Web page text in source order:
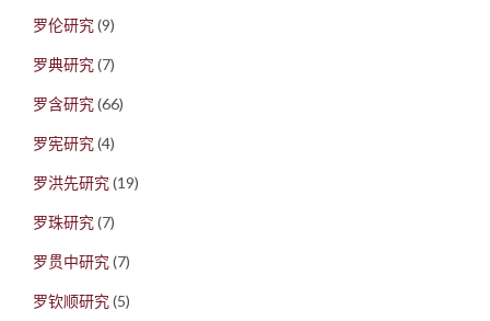
罗伦研究(9)
罗典研究(7)
罗含研究(66)
罗宪研究(4)
罗洪先研究(19)
罗珠研究(7)
罗贯中研究(7)
罗钦顺研究(5)